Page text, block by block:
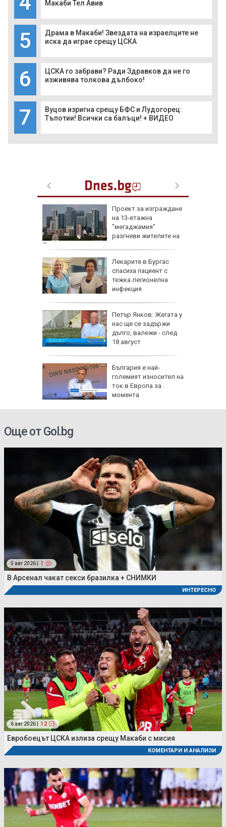
Макаби Тел Авив
5
Драма в Макаби! Звездата на израелците не
иска да играе срещу ЦСКА
6
ЦСКА го забрави? Ради Здравков да не го
изживява толкова дълбоко!
7
Вуцов изригна срещу БФС и Лудогорец:
Тъпотии! Всички са балъци! + ВИДЕО
Проект за изграждане
на 13-етажна
"мегаджамия"
разгневи жителите на
Лондон
Лекарите в Бургас
спасиха пациент с
тежка легионелна
инфекция
Петър Янков: Жегата у
нас ще се задържи
дълго, валежи - след
18 август
България е най-
големият износител на
ток в Европа за
момента
Още от Gol.bg
5 авг 2026 | 1
В Арсенал чакат секси бразилка + СНИМКИ
ИНТЕРЕСНО
6 авг 2026 | 12
Евробоецът ЦСКА излиза срещу Макаби с мисия
КОМЕНТАРИ И АНАЛИЗИ